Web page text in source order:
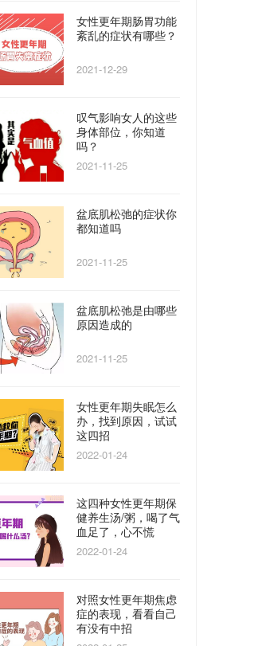
女性更年期肠胃功能
紊乱的症状有哪些？
2021-12-29
叹气影响女人的这些
身体部位，你知道
吗？
2021-11-25
盆底肌松弛的症状你
都知道吗
2021-11-25
盆底肌松弛是由哪些
原因造成的
2021-11-25
​女性更年期失眠怎么
办，找到原因，试试
这四招
2022-01-24
这四种女性更年期保
健养生汤/粥，喝了气
血足了，心不慌
2022-01-24
对照女性更年期焦虑
症的表现，看看自己
有没有中招